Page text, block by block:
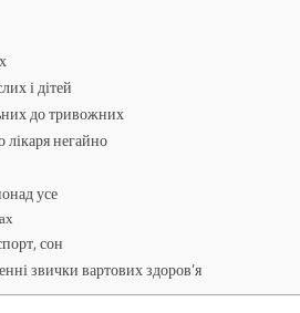
і дітей
до тривожних
негайно
усе
сон
звички вартових здоров’я